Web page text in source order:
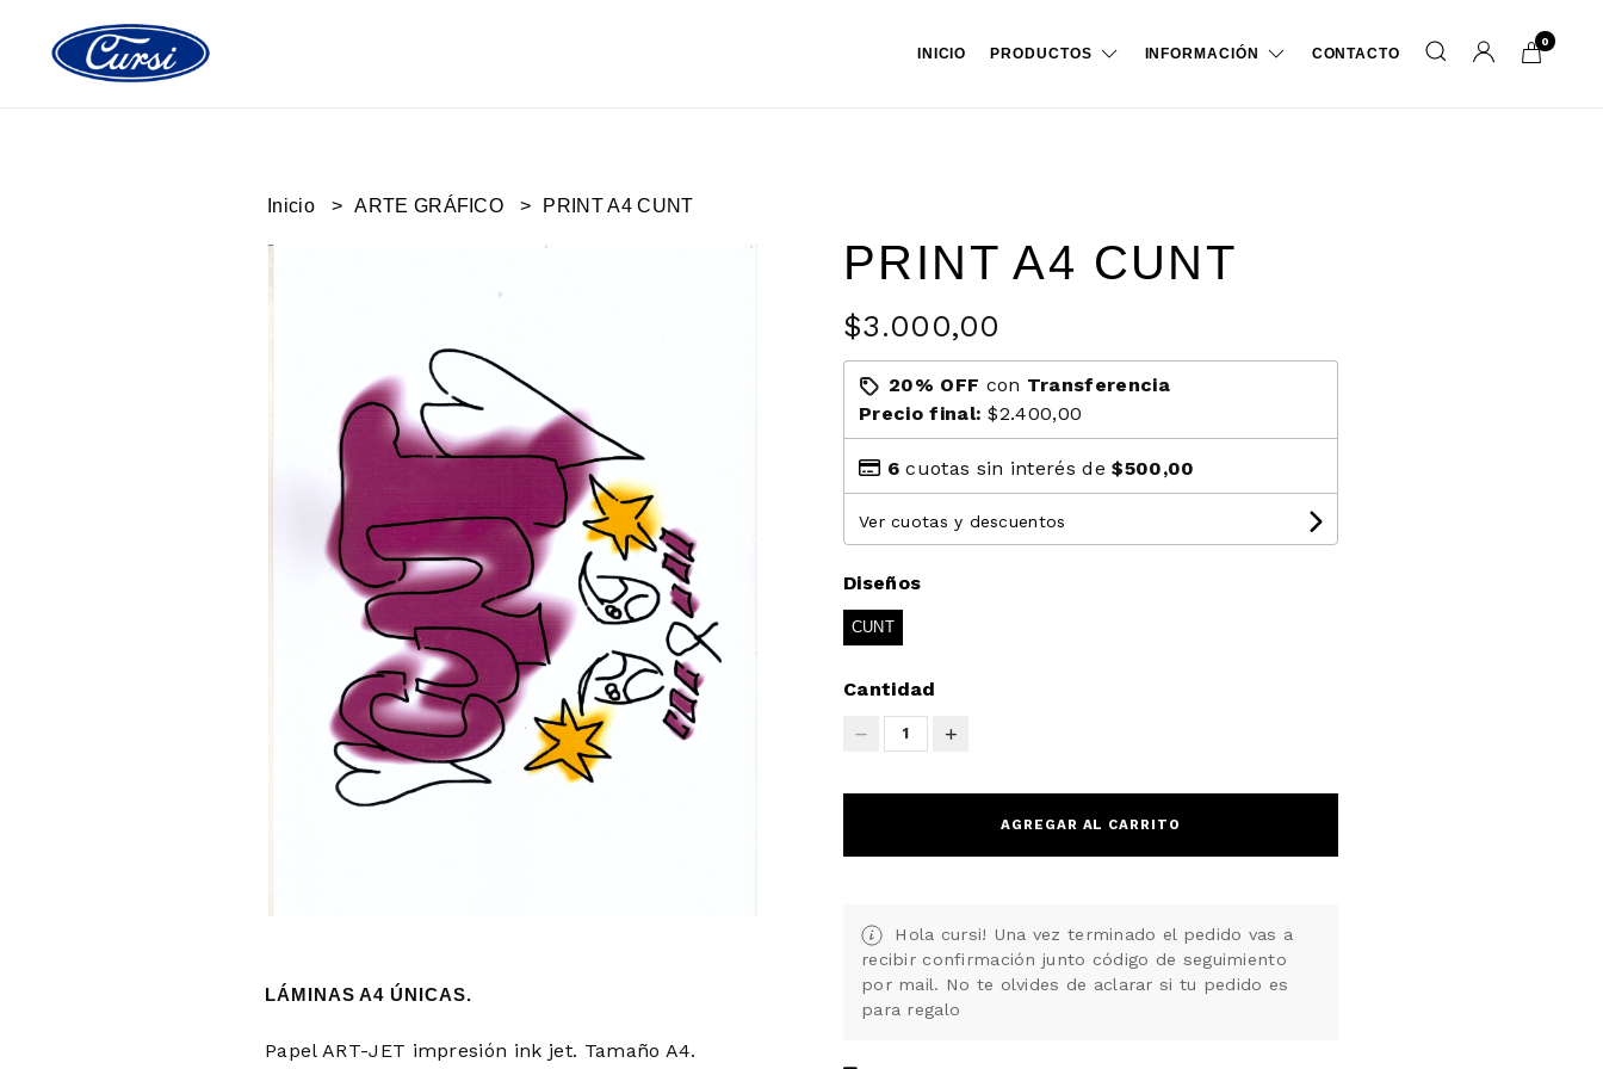
INICIO PRODUCTOS INFORMACIÓN CONTACTO
0
Inicio ARTE GRÁFICO PRINT A4 CUNT
LÁMINAS A4 ÚNICAS.
Papel ART-JET impresión ink jet. Tamaño A4.
PRINT A4 CUNT
$3.000,00
20% OFF con Transferencia
Precio final:$2.400,00
6cuotas sin interés de$500,00
Ver cuotas y descuentos
Diseños
CUNT
Cantidad
1
AGREGAR AL CARRITO
Hola cursi! Una vez terminado el pedido vas a
recibir confirmación junto código de seguimiento
por mail. No te olvides de aclarar si tu pedido es
para regalo